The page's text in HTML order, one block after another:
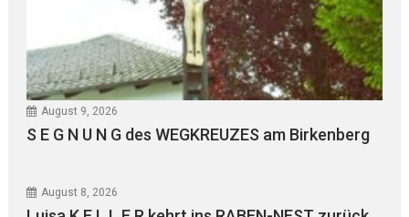
August 9, 2026
S E G N U N G des WEGKREUZES am Birkenberg
August 8, 2026